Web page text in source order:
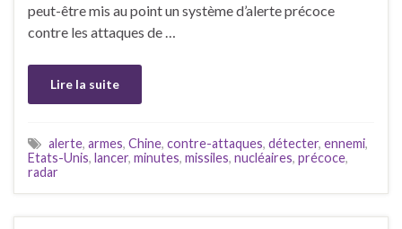
peut-être mis au point un système d’alerte précoce
contre les attaques de …
Lire la suite
alerte, armes, Chine, contre-attaques, détecter, ennemi,
Etats-Unis, lancer, minutes, missiles, nucléaires, précoce,
radar